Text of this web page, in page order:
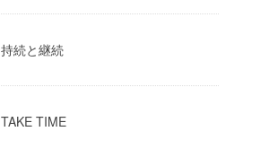
持続と継続
TAKE TIME